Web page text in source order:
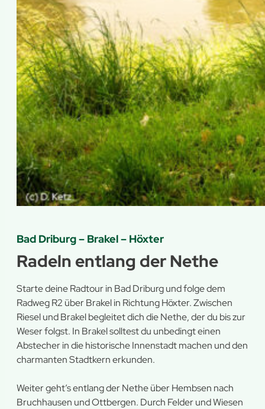
Bad Driburg – Brakel – Höxter
Radeln entlang der Nethe
Starte deine Radtour in Bad Driburg und folge dem
Radweg R2 über Brakel in Richtung Höxter. Zwischen
Riesel und Brakel begleitet dich die Nethe, der du bis zur
Weser folgst. In Brakel solltest du unbedingt einen
Abstecher in die historische Innenstadt machen und den
charmanten Stadtkern erkunden.
Weiter geht’s entlang der Nethe über Hembsen nach
Bruchhausen und Ottbergen. Durch Felder und Wiesen